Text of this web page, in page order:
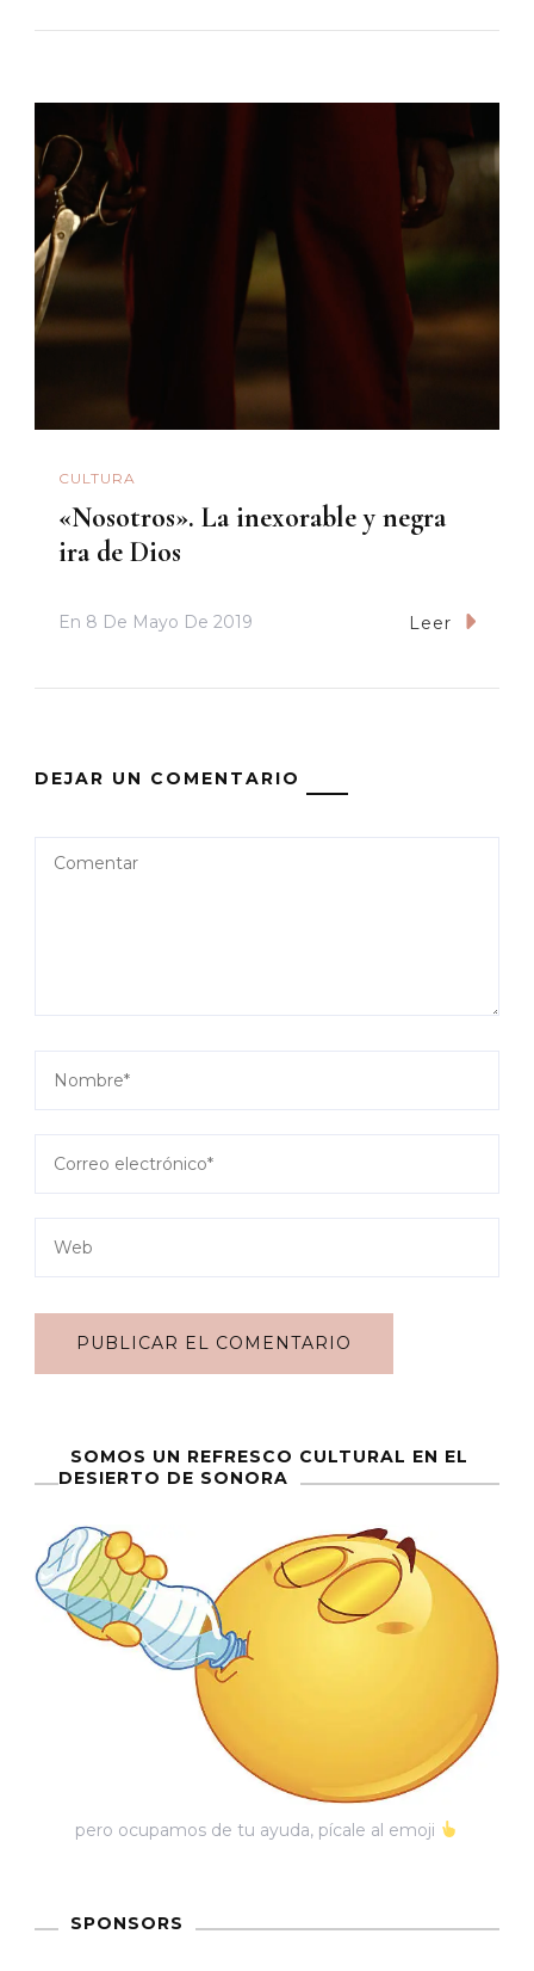
CULTURA
«Nosotros». La inexorable y negra
ira de Dios
En 8 De Mayo De 2019 Leer
DEJAR UN COMENTARIO
SOMOS UN REFRESCO CULTURAL EN EL
DESIERTO DE SONORA
pero ocupamos de tu ayuda, pícale al emoji
SPONSORS